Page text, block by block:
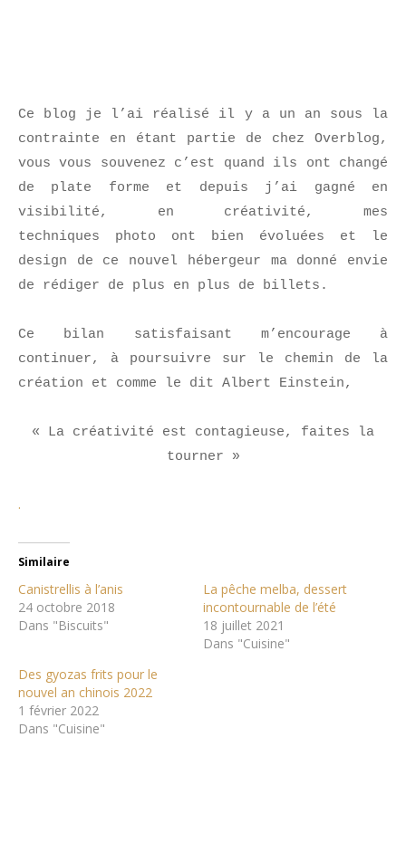
Ce blog je l’ai réalisé il y a un an sous la
contrainte en étant partie de chez Overblog,
vous vous souvenez c’est quand ils ont changé
de plate forme et depuis j’ai gagné en
visibilité, en créativité, mes
techniques photo ont bien évoluées et le
design de ce nouvel hébergeur ma donné envie
de rédiger de plus en plus de billets.
Ce bilan satisfaisant m’encourage à
continuer, à poursuivre sur le chemin de la
création et comme le dit Albert Einstein,
« La créativité est contagieuse, faites la
tourner »
.
Similaire
Canistrellis à l’anis
24 octobre 2018
Dans "Biscuits"
La pêche melba, dessert
incontournable de l’été
18 juillet 2021
Dans "Cuisine"
Des gyozas frits pour le
nouvel an chinois 2022
1 février 2022
Dans "Cuisine"